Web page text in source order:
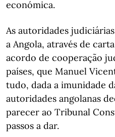
económica.
As autoridades
a Angola, através de
acordo de cooperação
países, que Manuel
tudo, dada a imunidade
autoridades angolanas
parecer ao Tribunal
passos a dar.